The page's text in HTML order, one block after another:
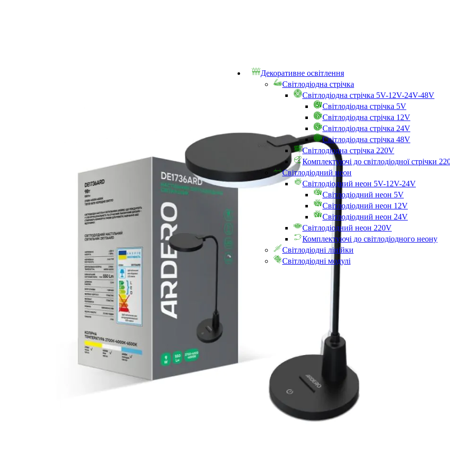
Декоративне освітлення
Світлодіодна стрічка
Світлодіодна стрічка 5V-12V-24V-48V
Світлодіодна стрічка 5V
Світлодіодна стрічка 12V
Світлодіодна стрічка 24V
Світлодіодна стрічка 48V
Світлодіодна стрічка 220V
Комплектуючі до світлодіодної стрічки
Світлодіодний неон
Світлодіодний неон 5V-12V-24V
Світлодіодний неон 5V
Світлодіодний неон 12V
Світлодіодний неон 24V
Світлодіодний неон 220V
Комплектуючі до світлодіодного неону
Світлодіодні лінійки
Світлодіодні модулі